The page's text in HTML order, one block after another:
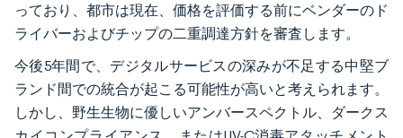
っており、都市は現在、価格を評価する前にベンダーのド
ライバーおよびチップの二重調達方針を審査します。
今後5年間で、デジタルサービスの深みが不足する中堅ブ
ランド間での統合が起こる可能性が高いと考えられます。
しかし、野生生物に優しいアンバースペクトル、ダークス